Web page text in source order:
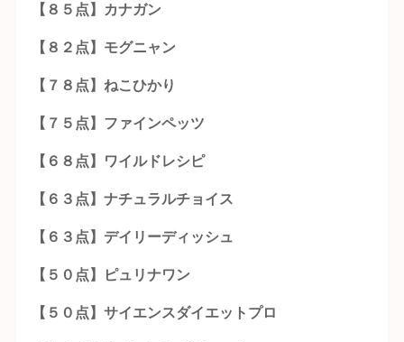
【８５点】カナガン
【８２点】モグニャン
【７８点】ねこひかり
【７５点】ファインペッツ
【６８点】ワイルドレシピ
【６３点】ナチュラルチョイス
【６３点】デイリーディッシュ
【５０点】ピュリナワン
【５０点】サイエンスダイエットプロ